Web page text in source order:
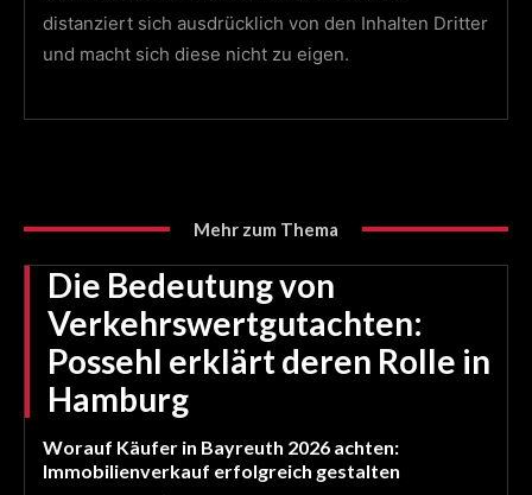
distanziert sich ausdrücklich von den Inhalten Dritter
und macht sich diese nicht zu eigen.
Mehr zum Thema
Die Bedeutung von
Verkehrswertgutachten:
Possehl erklärt deren Rolle in
Hamburg
Worauf Käufer in Bayreuth 2026 achten:
Immobilienverkauf erfolgreich gestalten